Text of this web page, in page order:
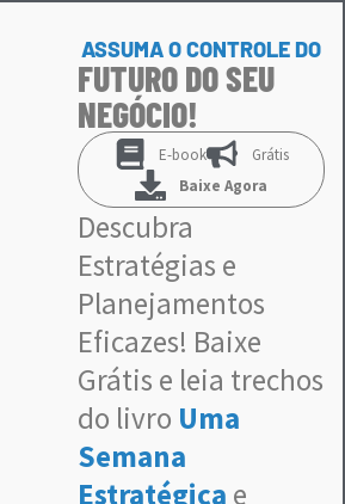
ASSUMA O CONTROLE DO
FUTURO DO SEU
NEGÓCIO!
E-book
Grátis
Baixe Agora
Descubra
Estratégias e
Planejamentos
Eficazes! Baixe
Grátis e leia trechos
do livro Uma
Semana
Estratégica e